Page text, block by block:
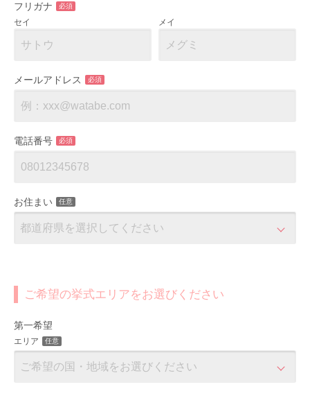
フリガナ 必須
セイ メイ
メールアドレス 必須
電話番号 必須
お住まい 任意
ご希望の挙式エリアをお選びください
第一希望
エリア 任意